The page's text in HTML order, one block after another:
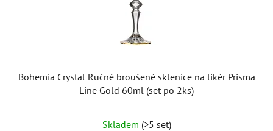
Bohemia Crystal Ručně broušené sklenice na likér Prisma
Line Gold 60ml (set po 2ks)
Skladem (>5 set)